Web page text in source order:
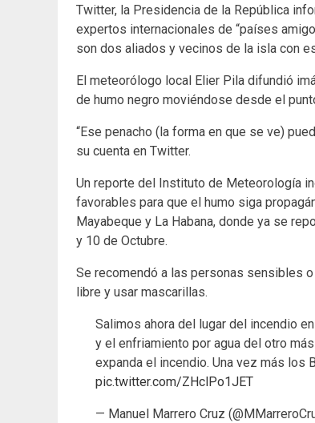
Twitter, la Presidencia de la República
expertos internacionales de “países
son dos aliados y vecinos de la isla con
El meteorólogo local Elier Pila difundió
de humo negro moviéndose desde el
“Ese penacho (la forma en que se ve)
su cuenta en Twitter.
Un reporte del Instituto de Meteorología
favorables para que el humo siga
Mayabeque y La Habana, donde ya se
y 10 de Octubre.
Se recomendó a las personas sensibles
libre y usar mascarillas.
Salimos ahora del lugar del incendio
y el enfriamiento por agua del otro
expanda el incendio. Una vez más los
pic.twitter.com/ZHclPo1JET
— Manuel Marrero Cruz